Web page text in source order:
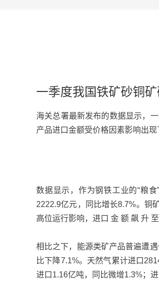
一季度我国铁矿砂铜
海关总署最新发布的数据显示，
产品进口金额受价格因素影响出现
数据显示，作为钢铁工业的“粮
2222.9亿元，同比增长8.7%。铜
高位运行影响，进口 金 额 飙 升
相比之下，能源类矿产品普遍遭
比下降7.1%。天然气累计进口
进口1.16亿吨，同比微增1.3%；